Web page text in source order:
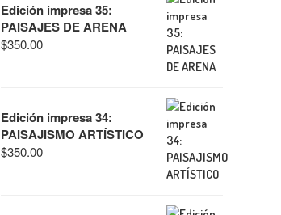
Edición impresa 35:
PAISAJES DE ARENA
$350.00
Edición impresa 34:
PAISAJISMO ARTÍSTICO
$350.00